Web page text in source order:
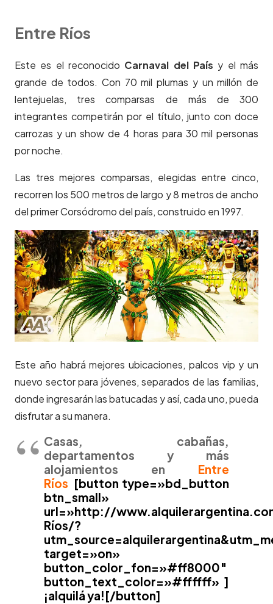
Entre Ríos
Este es el reconocido Carnaval del País y el más
grande de todos. Con 70 mil plumas y un millón de
lentejuelas, tres comparsas de más de 300
integrantes competirán por el título, junto con doce
carrozas y un show de 4 horas para 30 mil personas
por noche.
Las tres mejores comparsas, elegidas entre cinco,
recorren los 500 metros de largo y 8 metros de ancho
del primer Corsódromo del país, construido en 1997.
Este año habrá mejores ubicaciones, palcos vip y un
nuevo sector para jóvenes, separados de las familias,
donde ingresarán las batucadas y así, cada uno, pueda
disfrutar a su manera.
Casas, cabañas,
departamentos y más
alojamientos en Entre
Ríos [button type=»bd_button
btn_small»
url=»http://
Ríos/?
target=»on»
button_color_fon=»#ff8000″
button_text_color=»#ffffff» ]
¡alquilá ya![/button]